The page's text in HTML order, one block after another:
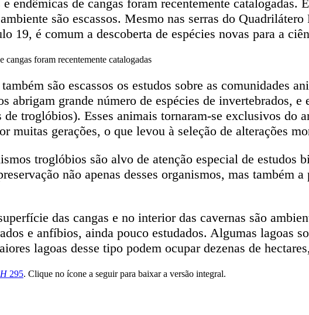
endêmicas de cangas foram recentemente catalogadas.
são escassos. Mesmo nas serras do
19, é comum a descoberta de espécies novas para a
cangas foram recentemente catalogadas
são escassos os estudos sobre as comunidades
abrigam grande número de espécies de invertebrados,
de troglóbios). Esses animais tornaram-se exclusivos do
muitas gerações, o que levou à seleção de alterações
troglóbios são alvo de atenção especial de estudos
não apenas desses organismos, mas também
das cangas e no interior das cavernas são
e anfíbios, ainda pouco estudados. Algumas lagoas
lagoas desse tipo podem ocupar dezenas de
295. Clique no ícone a seguir para baixar a versão integral.